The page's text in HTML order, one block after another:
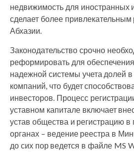
недвижимость для иностранных
сделает более
Абхазии.
Законодательство срочно
реформировать для
надежной системы учета долей
компаний, что будет
инвесторов. Процесс
уставном капитале включает
устав общества и регистрацию в
органах – ведение реестра в
до сих пор ведется в файле MS